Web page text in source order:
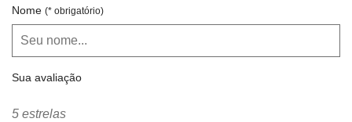
Nome (* obrigatório)
Sua avaliação
5 estrelas